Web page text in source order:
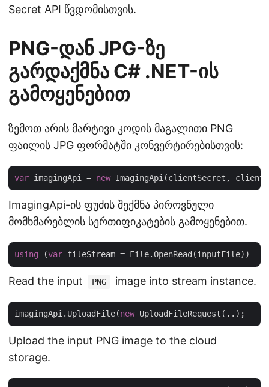
Secret API წვდომისთვის.
PNG-დან JPG-ზე
გარდაქმნა C# .NET-ის
გამოყენებით
ზემოთ არის მარტივი კოდის მაგალითი PNG
ფაილის JPG ფორმატში კონვერტირებისთვის:
var imagingApi = new
ImagingApi-ის ფუძის შექმნა პიროვნული
მომხმარებლის სერთიფიკატების გამოყენებით.
using (var
Read the input PNG image into stream instance.
imagingApi.UploadFile(new
Upload the input PNG image to the cloud
storage.